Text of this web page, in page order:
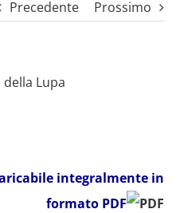
Precedente Prossimo
integralmente in
formato PDF